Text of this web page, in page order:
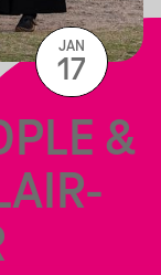
&
JAN
17